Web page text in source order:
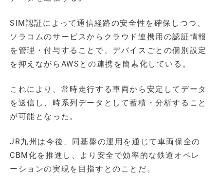
SIM認証によって通信経路の安全性を確保しつつ、
ソラコムのサービスからクラウド連携用の認証情報
を管理・付与することで、デバイスごとの個別設定
を抑えながらAWSとの連携を簡素化している。
これにより、常時走行する車両から安定してデータ
を送信し、時系列データとして蓄積・分析すること
が可能となった。
JR九州は今後、同基盤の運用を通じて車両保全の
CBM化を推進し、より安全で効率的な鉄道オペレ
ーションの実現を目指すとのことだ。